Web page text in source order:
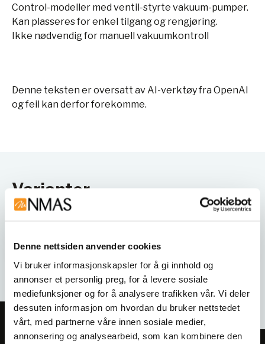
Denne nettsiden anvender cookies
Vi bruker informasjonskapsler for å gi innhold og
annonser et personlig preg, for å levere sosiale
mediefunksjoner og for å analysere trafikken vår. Vi deler
dessuten informasjon om hvordan du bruker nettstedet
vårt, med partnerne våre innen sosiale medier,
annonsering og analysearbeid, som kan kombinere den
Control-modeller med ventil-styrte vakuum-pumper.
Kan plasseres for enkel tilgang og rengjøring.
Ikke nødvendig for manuell vakuumkontroll
Denne teksten er oversatt av AI-verktøy fra OpenAI
og feil kan derfor forekomme.
Varianter